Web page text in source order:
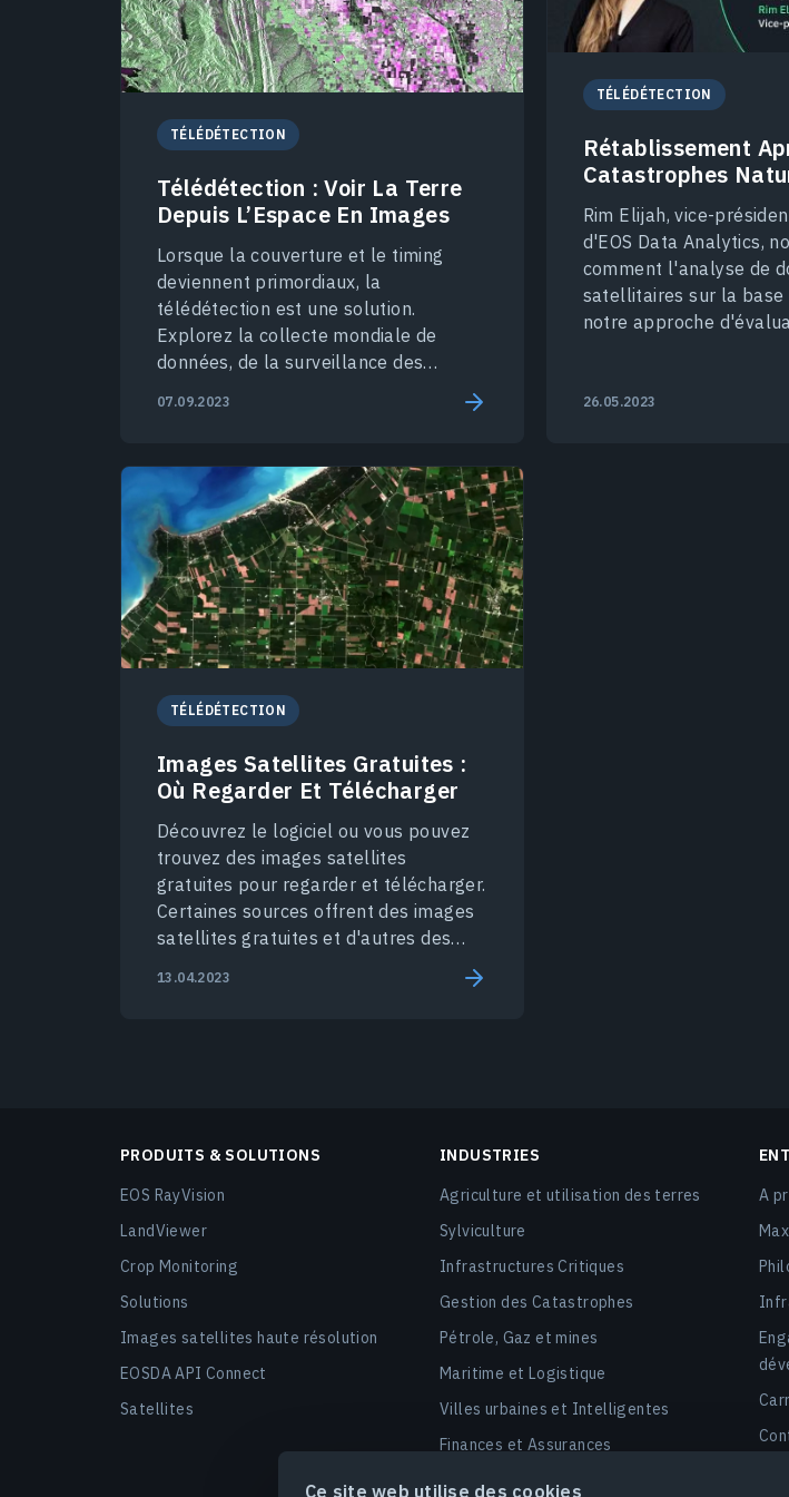
Ce site web utilise des cookies
TÉLÉDÉTECTION
Télédétection : Voir La Terre
Depuis L’Espace En Images
Lorsque la couverture et le timing
deviennent primordiaux, la
télédétection est une solution.
Explorez la collecte mondiale de
données, de la surveillance des
cultures à la cartographie des océans.
07.09.2023
TÉLÉDÉTECTION
Rétablissement
Catastrophes
Rim Elijah, vice-
d'EOS Data Analytics,
comment l'analyse de
satellitaires sur la base
notre approche
26.05.2023
TÉLÉDÉTECTION
Images Satellites Gratuites :
Où Regarder Et Télécharger
Découvrez le logiciel ou vous pouvez
trouvez des images satellites
gratuites pour regarder et télécharger.
Certaines sources offrent des images
satellites gratuites et d'autres des
13.04.2023
PRODUITS & SOLUTIONS
EOS RayVision
LandViewer
Crop Monitoring
Solutions
Images satellites haute résolution
EOSDA API Connect
Satellites
INDUSTRIES
Agriculture et utilisation des terres
Sylviculture
Infrastructures Critiques
Gestion des Catastrophes
Pétrole, Gaz et mines
Maritime et Logistique
Villes urbaines et Intelligentes
Finances et Assurances
Sécurité
A